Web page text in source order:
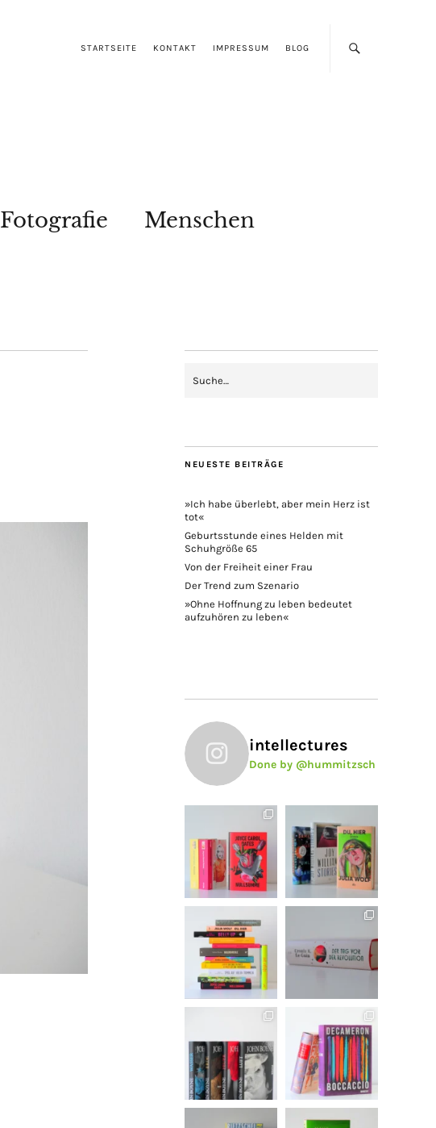
STARTSEITE KONTAKT IMPRESSUM BLOG
Fotografie Menschen
NEUESTE BEITRÄGE
»Ich habe überlebt, aber mein Herz ist
tot«
Geburtsstunde eines Helden mit
Schuhgröße 65
Von der Freiheit einer Frau
Der Trend zum Szenario
»Ohne Hoffnung zu leben bedeutet
aufzuhören zu leben«
intellectures
Done by @hummitzsch